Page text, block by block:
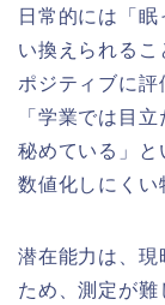
日常的には「
い換えられるこ
ポジティブに評
「学業では目
秘めている」と
数値化しにくい
潜在能力は、現
ため、測定が難